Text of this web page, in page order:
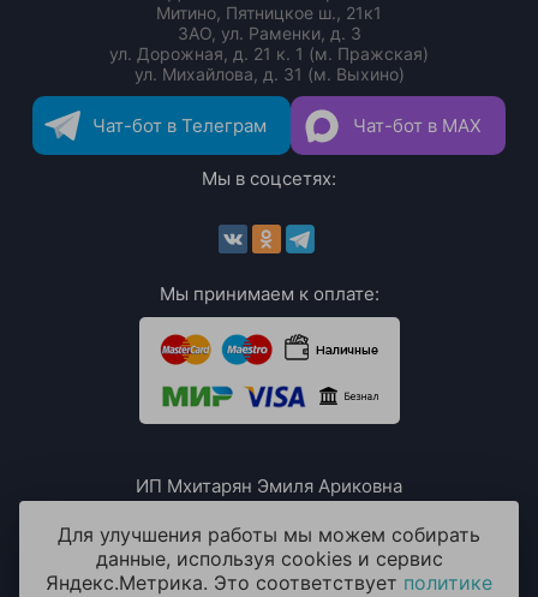
Митино, Пятницкое ш., 21к1
ЗАО, ул. Раменки, д. 3
ул. Дорожная, д. 21 к. 1 (м. Пражская)
ул. Михайлова, д. 31 (м. Выхино)
Чат-бот в Телеграм Чат-бот в MAX
Мы в соцсетях:
Мы принимаем к оплате:
ИП Мхитарян Эмиля Ариковна
ИНН: 771385063807
ОГРН / ОГРНИП: 319508100076230
Для улучшения работы мы можем собирать
данные, используя cookies и сервис
Яндекс.Метрика. Это соответствует политике